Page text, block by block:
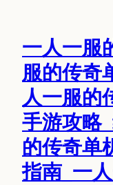
一人一服
服的传奇
人一服的
手游攻略
的传奇单
指南_一